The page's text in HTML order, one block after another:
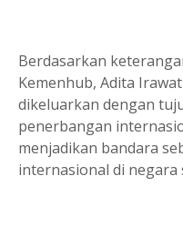
Berdasarkan
Kemenhub, Adita
dikeluarkan dengan
penerbangan
menjadikan bandara
internasional di negara